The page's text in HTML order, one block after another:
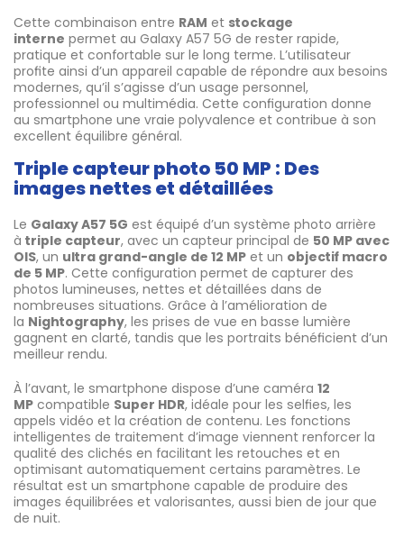
Cette combinaison entre RAM et stockage
interne permet au Galaxy A57 5G de rester rapide,
pratique et confortable sur le long terme. L’utilisateur
profite ainsi d’un appareil capable de répondre aux besoins
modernes, qu’il s’agisse d’un usage personnel,
professionnel ou multimédia. Cette configuration donne
au smartphone une vraie polyvalence et contribue à son
excellent équilibre général.
Triple capteur photo 50 MP : Des
images nettes et détaillées
Le Galaxy A57 5G est équipé d’un système photo arrière
à triple capteur, avec un capteur principal de 50 MP avec
OIS, un ultra grand-angle de 12 MP et un objectif macro
de 5 MP. Cette configuration permet de capturer des
photos lumineuses, nettes et détaillées dans de
nombreuses situations. Grâce à l’amélioration de
la Nightography, les prises de vue en basse lumière
gagnent en clarté, tandis que les portraits bénéficient d’un
meilleur rendu.
À l’avant, le smartphone dispose d’une caméra 12
MP compatible Super HDR, idéale pour les selfies, les
appels vidéo et la création de contenu. Les fonctions
intelligentes de traitement d’image viennent renforcer la
qualité des clichés en facilitant les retouches et en
optimisant automatiquement certains paramètres. Le
résultat est un smartphone capable de produire des
images équilibrées et valorisantes, aussi bien de jour que
de nuit.